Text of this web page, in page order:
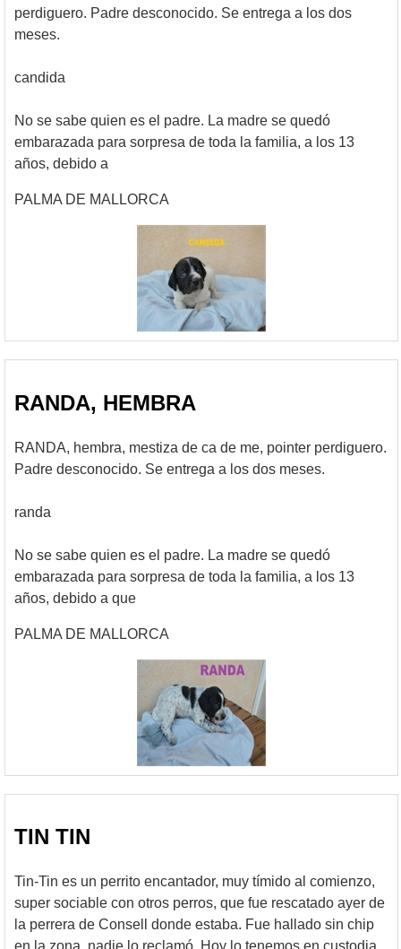
perdiguero. Padre desconocido. Se entrega a los dos
meses.
candida
No se sabe quien es el padre. La madre se quedó
embarazada para sorpresa de toda la familia, a los 13
años, debido a
PALMA DE MALLORCA
RANDA, HEMBRA
RANDA, hembra, mestiza de ca de me, pointer perdiguero.
Padre desconocido. Se entrega a los dos meses.
randa
No se sabe quien es el padre. La madre se quedó
embarazada para sorpresa de toda la familia, a los 13
años, debido a que
PALMA DE MALLORCA
TIN TIN
Tin-Tin es un perrito encantador, muy tímido al comienzo,
super sociable con otros perros, que fue rescatado ayer de
la perrera de Consell donde estaba. Fue hallado sin chip